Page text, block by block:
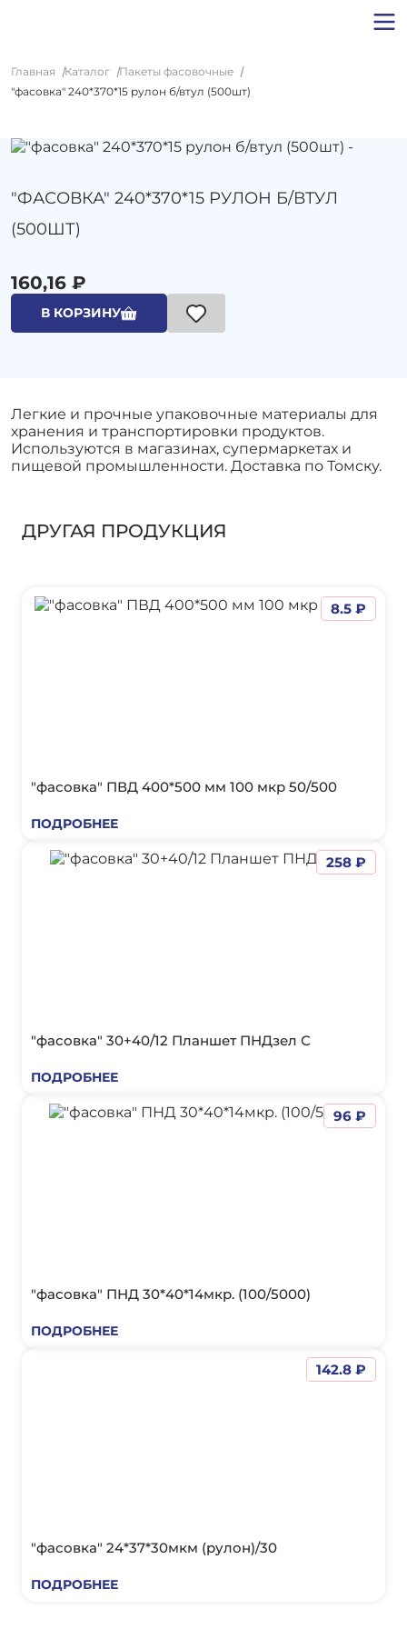
Главная Каталог
Пакеты фасовочные
"фасовка" 240*370*15 рулон б/втул (500шт)
"ФАСОВКА" 240*370*15 РУЛОН Б/ВТУЛ
(500ШТ)
160,16 ₽
В КОРЗИНУ
Легкие и прочные упаковочные материалы для
хранения и транспортировки продуктов.
Используются в магазинах, супермаркетах и
пищевой промышленности. Доставка по Томску.
ДРУГАЯ ПРОДУКЦИЯ
"фасовка" ПВД 400*500 мм 100 мкр 50/500
ПОДРОБНЕЕ
8.5 ₽
"фасовка" 30+40/12 Планшет ПНДзел С
ПОДРОБНЕЕ
258 ₽
"фасовка" ПНД 30*40*14мкр. (100/5000)
ПОДРОБНЕЕ
96 ₽
"фасовка" 24*37*30мкм (рулон)/30
ПОДРОБНЕЕ
142.8 ₽